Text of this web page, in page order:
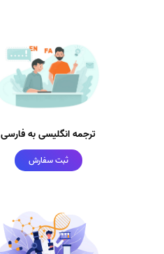
ترجمه انگلیسی به فارسی
ثبت سفارش